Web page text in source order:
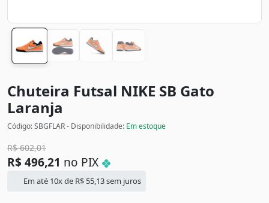
Chuteira Futsal NIKE SB Gato
Laranja
Código: SBGFLAR - Disponibilidade: Em estoque
R$602,01
R$ 496,21 no PIX
Em até 10x de R$ 55,13sem juros